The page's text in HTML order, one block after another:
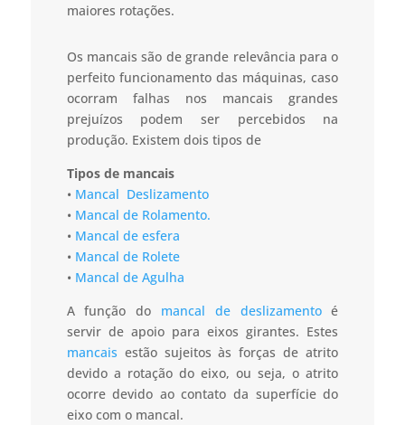
maiores rotações.
Os mancais são de grande relevância para o
perfeito funcionamento das máquinas, caso
ocorram falhas nos mancais grandes
prejuízos podem ser percebidos na
produção. Existem dois tipos de
Tipos de mancais
• Mancal Deslizamento
• Mancal de Rolamento.
• Mancal de esfera
• Mancal de Rolete
• Mancal de Agulha
A função do mancal de deslizamentoé
servir de apoio para eixos girantes. Estes
mancais estão sujeitos às forças de atrito
devido a rotação do eixo, ou seja, o atrito
ocorre devido ao contato da superfície do
eixo com o mancal.